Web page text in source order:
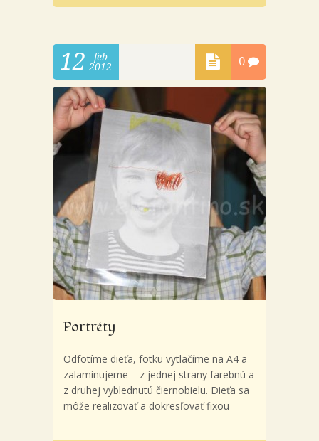
12
feb
2012
0
Portréty
Odfotíme dieťa, fotku vytlačíme na A4 a
zalaminujeme – z jednej strany farebnú a
z druhej vyblednutú čiernobielu. Dieťa sa
môže realizovať a dokresľovať fixou